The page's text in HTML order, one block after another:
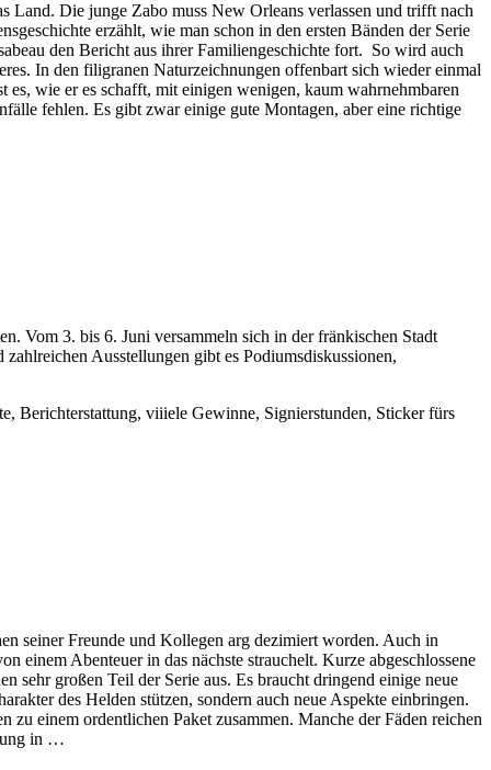
Land. Die junge Zabo muss New Orleans verlassen und trifft nach
erzählt, wie man schon in den ersten Bänden der Serie
den Bericht aus ihrer Familiengeschichte fort. So wird auch
In den filigranen Naturzeichnungen offenbart sich wieder einmal
wie er es schafft, mit einigen wenigen, kaum wahrnehmbaren
fehlen. Es gibt zwar einige gute Montagen, aber eine richtige
Vom 3. bis 6. Juni versammeln sich in der fränkischen Stadt
Ausstellungen gibt es Podiumsdiskussionen,
Berichterstattung, viiiele Gewinne, Signierstunden, Sticker fürs
seiner Freunde und Kollegen arg dezimiert worden. Auch in
einem Abenteuer in das nächste strauchelt. Kurze abgeschlossene
sehr großen Teil der Serie aus. Es braucht dringend einige neue
des Helden stützen, sondern auch neue Aspekte einbringen.
zu einem ordentlichen Paket zusammen. Manche der Fäden reichen
in …